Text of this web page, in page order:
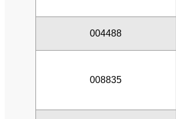
004488
008835